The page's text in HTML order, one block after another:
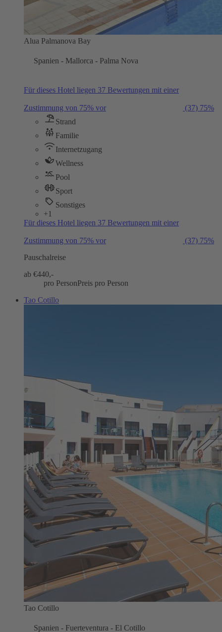
Alua Palmanova Bay
Spanien - Mallorca - Palma Nova
Für dieses Hotel liegen 37 Bewertungen mit einer
Zustimmung von 75% vor (37) 75%
Strand
Familie
Internetzugang
Wellness
Pool
Sport
Sonstiges
+1
Für dieses Hotel liegen 37 Bewertungen mit einer
Zustimmung von 75% vor (37) 75%
Pauschalreise
ab €440,-
pro PersonPreis pro Person
Tao Cotillo
Tao Cotillo
Spanien - Fuerteventura - El Cotillo